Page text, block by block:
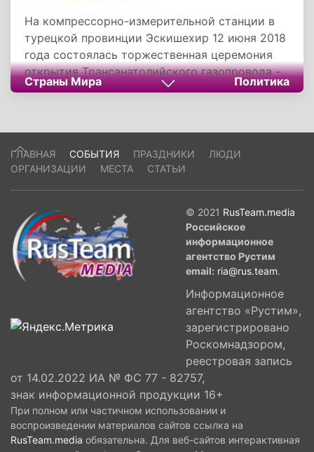
На компрессорно-измерительной станции в
турецкой провинции Эскишехир 12 июня 2018
года состоялась торжественная церемония
открытия Трансанатолийского газопровода -
TANAP. Он предназначенный для
Ильхам Алиев, Украины Петр Порошенко,
Сербии Александр Вучич, премьер Болгарии
Бойко Борисов, которые открыли
Страны Мира Политика
ГЛАВНАЯ СОБЫТИЯ ПРАЗДНИКИ
ЛЮДИ
ОРГАНИЗАЦИИ
МЕСТА СТАТЬИ
© 2021 RusTeam.media
Российское
информационное
агентство Рустим
email: ria@rus.team.
Информационное
агентство «Рустим»,
зарегистрировано
Роскомнадзором,
реестровая запись
от 14.02.2022 ИА № ФС 77 - 82757,
знак информационной продукции 16+
При полном или частичном использовании и
воспроизведении материалов сайтов ссылка на
RusTeam.media обязательна. Для веб-сайтов интерактивная